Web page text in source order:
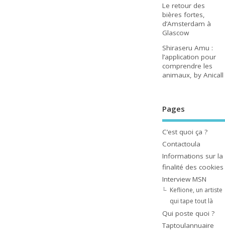
Le retour des
bières fortes,
d’Amsterdam à
Glascow
Shiraseru Amu :
l’application pour
comprendre les
animaux, by Anicall
Pages
C’est quoi ça ?
Contactoula
Informations sur la
finalité des cookies
Interview MSN
Keflione, un artiste
qui tape tout là
Qui poste quoi ?
Taptoulannuaire